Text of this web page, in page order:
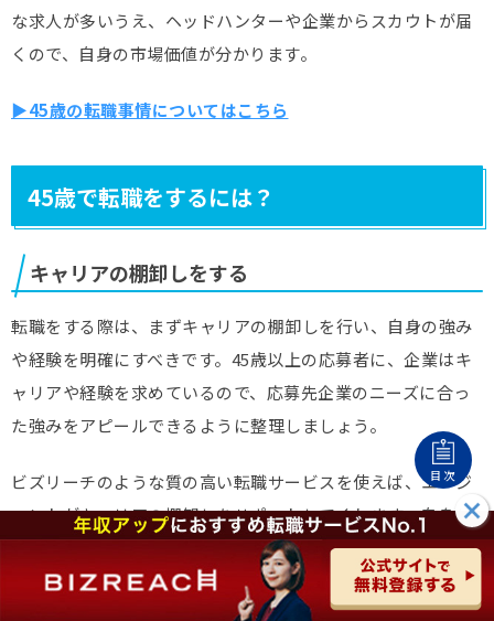
な求人が多いうえ、ヘッドハンターや企業からスカウトが届
くので、自身の市場価値が分かります。
▶45歳の転職事情についてはこちら
45歳で転職をするには？
キャリアの棚卸しをする
転職をする際は、まずキャリアの棚卸しを行い、自身の強み
や経験を明確にすべきです。45歳以上の応募者に、企業はキ
ャリアや経験を求めているので、応募先企業のニーズに合っ
た強みをアピールできるように整理しましょう。
ビズリーチのような質の高い転職サービスを使えば、エージ
ェントがキャリアの棚卸しをサポートしてくれます。自身が
気付かない強みが見つかることもあり、多数のサポートを無
料で受けられるので、転職サービスの利用は必須です。
目次